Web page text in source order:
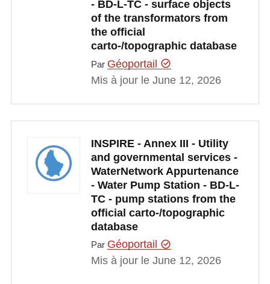
- BD-L-TC - surface objects
of the transformators from
the official
carto-/topographic database
Par Géoportail
Mis à jour le June 12, 2026
INSPIRE - Annex III - Utility
and governmental services -
WaterNetwork Appurtenance
- Water Pump Station - BD-L-
TC - pump stations from the
official carto-/topographic
database
Par Géoportail
Mis à jour le June 12, 2026